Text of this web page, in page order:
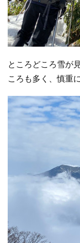
ところどころ雪が
ころも多く、慎重